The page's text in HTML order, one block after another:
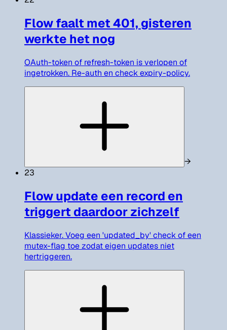
Flow faalt met 401, gisteren
werkte het nog
OAuth-token of refresh-token is verlopen of
ingetrokken. Re-auth en check expiry-policy.
→
23
Flow update een record en
triggert daardoor zichzelf
Klassieker. Voeg een 'updated_by' check of een
mutex-flag toe zodat eigen updates niet
hertriggeren.